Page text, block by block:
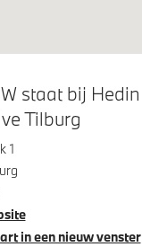
zone Airconditioning
staat bij Hedin
Tilburg
1
in een nieuw venster